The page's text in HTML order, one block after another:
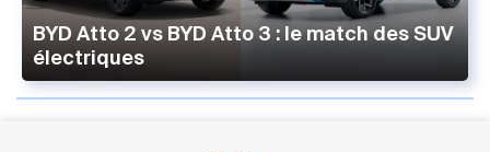
BYD Atto 2 vs BYD Atto 3 : le match des SUV
électriques